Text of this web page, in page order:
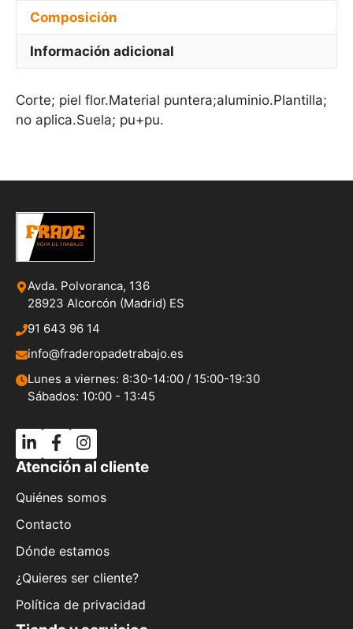
Composición
Información adicional
Corte; piel flor.Material puntera;aluminio.Plantilla;
no aplica.Suela; pu+pu.
Avda. Polvoranca, 136
28923 Alcorcón (Madrid) ES
91 643 96 14
info@fraderopadetrabajo.es
Lunes a viernes: 8:30-14:00 / 15:00-19:30
Sábados: 10:00 - 13:45
Atención al cliente
Quiénes somos
Contacto
Dónde estamos
¿Quieres ser cliente?
Política de privacidad